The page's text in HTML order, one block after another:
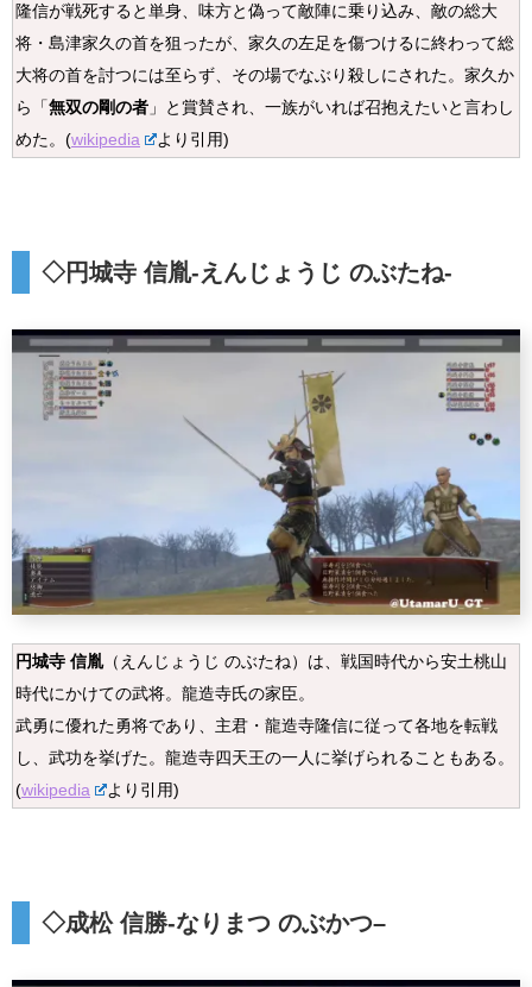
隆信が戦死すると単身、味方と偽って敵陣に乗り込み、敵の総大
将・島津家久の首を狙ったが、家久の左足を傷つけるに終わって総
大将の首を討つには至らず、その場でなぶり殺しにされた。家久か
ら「 無双の剛の者 」と賞賛され、一族がいれば召抱えたいと言わし
めた。(wikipedia より引用)
◇円城寺 信胤-えんじょうじ のぶたね-
円城寺 信胤（えんじょうじ のぶたね）は、戦国時代から安土桃山
時代にかけての武将。龍造寺氏の家臣。
武勇に優れた勇将であり、主君・龍造寺隆信に従って各地を転戦
し、武功を挙げた。龍造寺四天王の一人に挙げられることもある。
(wikipedia より引用)
◇成松 信勝-なりまつ のぶかつ–